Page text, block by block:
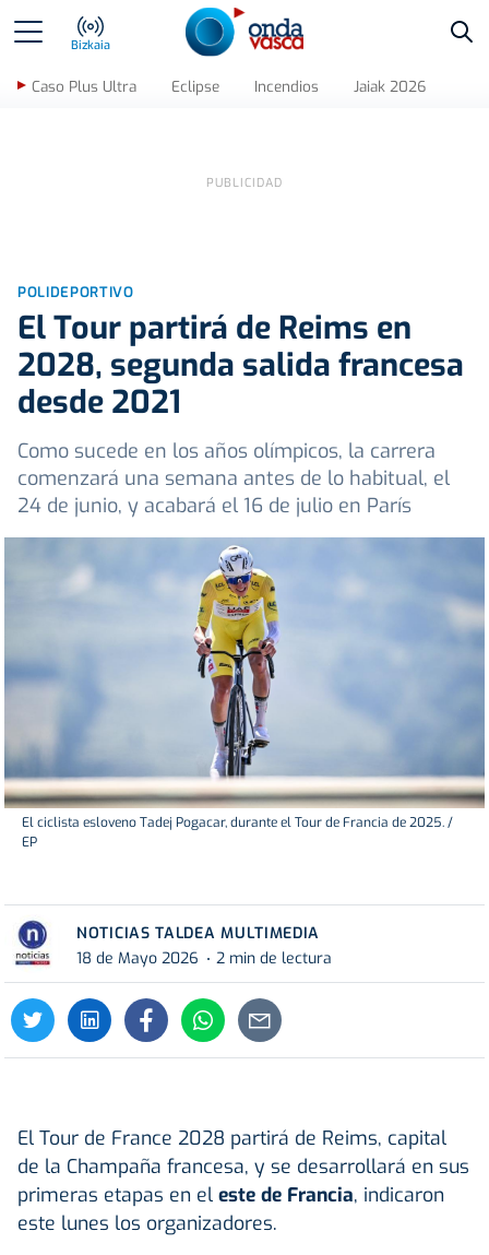
Bizkaia
Caso Plus Ultra Eclipse Incendios Jaiak 2026
POLIDEPORTIVO
El Tour partirá de Reims en
2028, segunda salida francesa
desde 2021
Como sucede en los años olímpicos, la carrera
comenzará una semana antes de lo habitual, el
24 de junio, y acabará el 16 de julio en París
El ciclista esloveno Tadej Pogacar, durante el Tour de Francia de 2025. /
EP
NOTICIAS TALDEA MULTIMEDIA
18 de Mayo 2026
2 min de lectura
El Tour de France 2028 partirá de Reims, capital
de la Champaña francesa, y se desarrollará en sus
primeras etapas en el este de Francia, indicaron
este lunes los organizadores.